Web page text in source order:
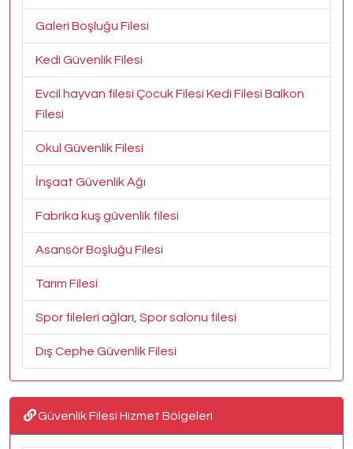
Galeri Boşluğu Filesi
Kedi Güvenlik Filesi
Evcil hayvan filesi Çocuk Filesi Kedi Filesi Balkon
Filesi
Okul Güvenlik Filesi
İnşaat Güvenlik Ağı
Fabrika kuş güvenlik filesi
Asansör Boşluğu Filesi
Tarım Filesi
Spor fileleri ağları, Spor salonu filesi
Dış Cephe Güvenlik Filesi
Güvenlik Filesi Hizmet Bölgeleri